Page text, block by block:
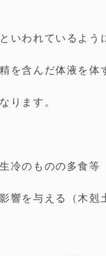
いわれているよう
を含んだ体液を体
ります。
冷のものの多食等
響を与える（木剋